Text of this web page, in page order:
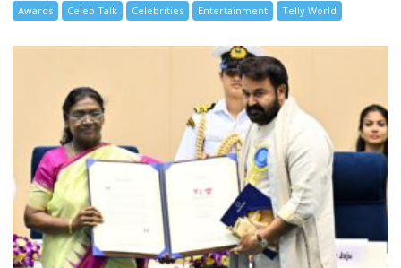
Awards Celeb Talk Celebrities Entertainment Telly World